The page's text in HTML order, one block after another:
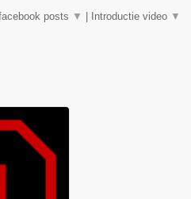
posts ▼ Introductie video ▼